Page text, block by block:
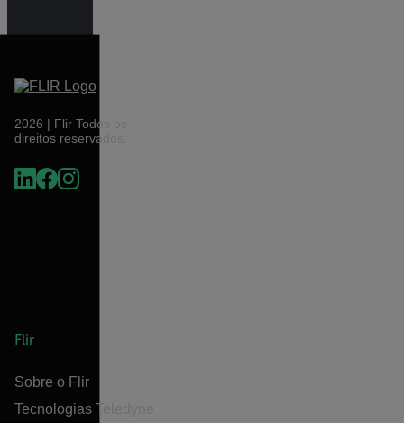
2026 | Flir Todos os
direitos reservados.
Flir
Sobre o Flir
Tecnologias Teledyne